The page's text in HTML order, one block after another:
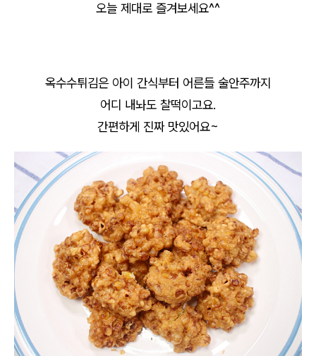
오늘 제대로 즐겨보세요^^
옥수수튀김은 아이 간식부터 어른들 술안주까지
어디 내놔도 찰떡이고요.
간편하게 진짜 맛있어요~